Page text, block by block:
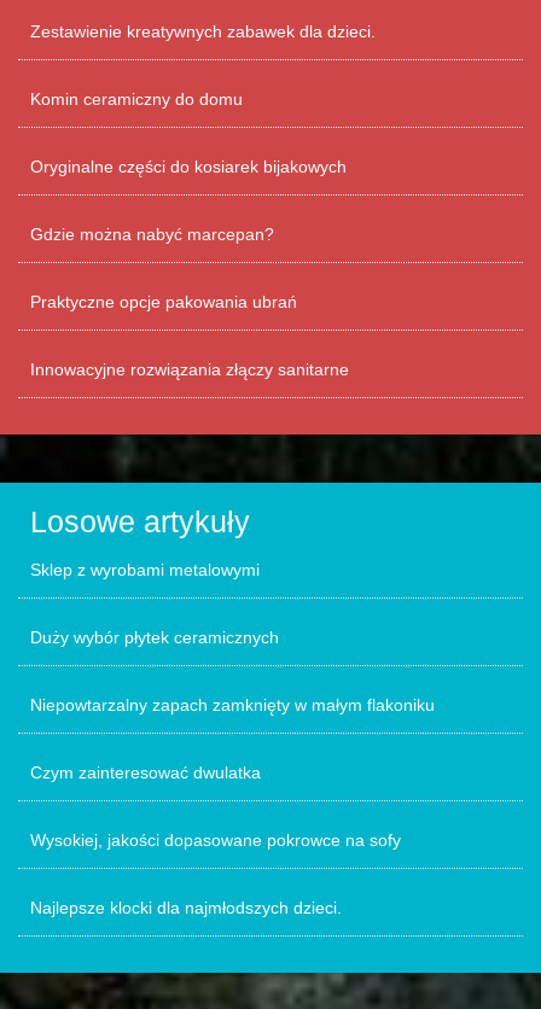
Zestawienie kreatywnych zabawek dla dzieci.
Komin ceramiczny do domu
Oryginalne części do kosiarek bijakowych
Gdzie można nabyć marcepan?
Praktyczne opcje pakowania ubrań
Innowacyjne rozwiązania złączy sanitarne
Losowe artykuły
Sklep z wyrobami metalowymi
Duży wybór płytek ceramicznych
Niepowtarzalny zapach zamknięty w małym flakoniku
Czym zainteresować dwulatka
Wysokiej, jakości dopasowane pokrowce na sofy
Najlepsze klocki dla najmłodszych dzieci.